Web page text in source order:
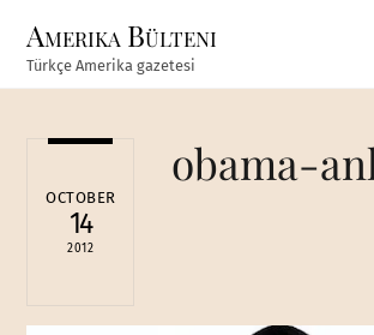
content
Amerika Bülteni
Türkçe Amerika gazetesi
OCTOBER
14
2012
obama-